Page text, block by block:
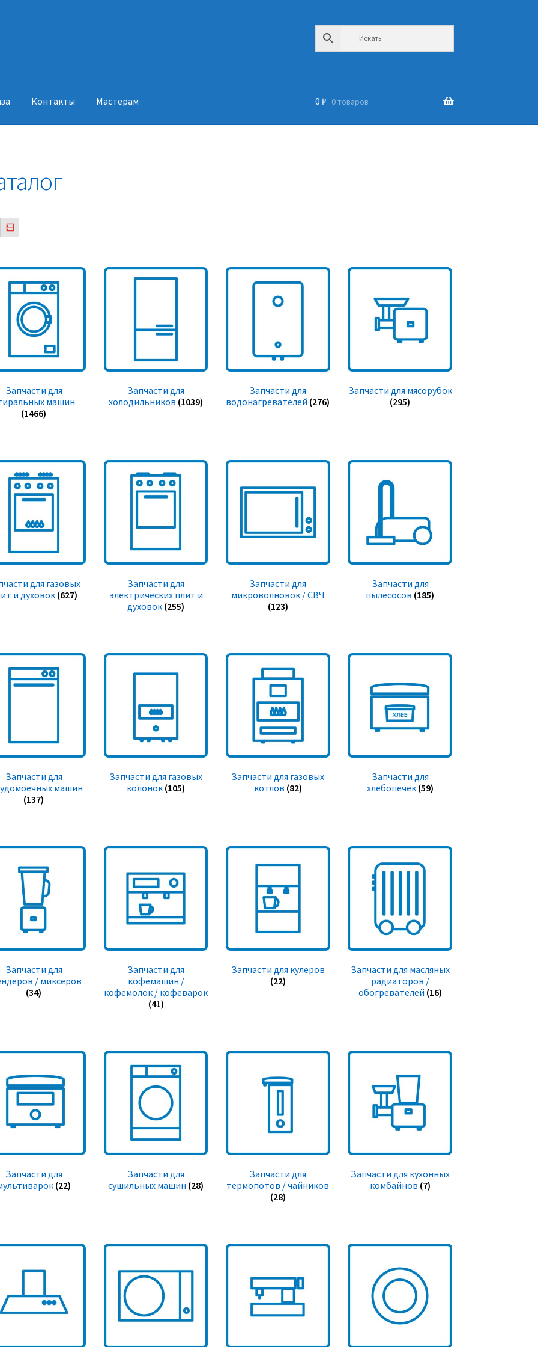
Контакты Мастерам 0 ₽ 0 товаров
Запчасти для
машин
(1466)
Запчасти для
холодильников (1039)
Запчасти для
водонагревателей (276)
Запчасти для мясорубок
(295)
для газовых
и духовок (627)
Запчасти для
электрических плит и
духовок (255)
Запчасти для
микроволновок / СВЧ
(123)
Запчасти для
пылесосов (185)
Запчасти для
машин
(137)
Запчасти для газовых
колонок (105)
Запчасти для газовых
котлов (82)
Запчасти для
хлебопечек (59)
Запчасти для
/ миксеров
(34)
Запчасти для
кофемашин /
кофемолок / кофеварок
(41)
Запчасти для кулеров
(22)
Запчасти для масляных
радиаторов /
обогревателей (16)
Запчасти для
(22)
Запчасти для
сушильных машин (28)
Запчасти для
термопотов / чайников
(28)
Запчасти для кухонных
комбайнов (7)